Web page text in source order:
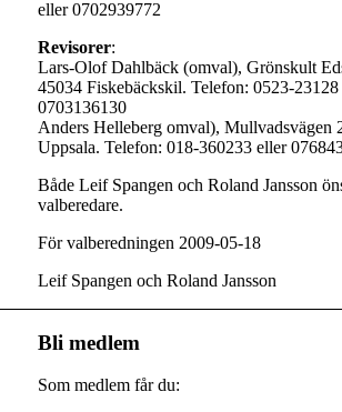
eller 0702939772
Revisorer:
Lars-Olof Dahlbäck (omval), Grönskult
45034 Fiskebäckskil. Telefon: 0523-23128
0703136130
Anders Helleberg omval), Mullvadsvägen
Uppsala. Telefon: 018-360233 eller
Både Leif Spangen och Roland Jansson
valberedare.
För valberedningen 2009-05-18
Leif Spangen och Roland Jansson
Bli medlem
Som medlem får du: